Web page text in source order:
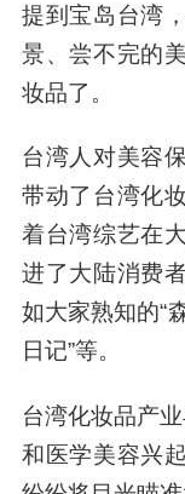
提到宝岛台湾
景、尝不完的
妆品了。
台湾人对美容
带动了台湾化
着台湾综艺在
进了大陆消费
如大家熟知的“
日记”等。
台湾化妆品产
和医学美容兴